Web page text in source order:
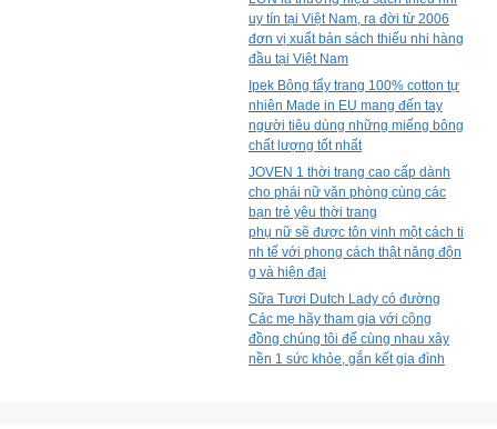
uy tín tại Việt Nam, ra đời từ 2006
đơn vị xuất bản sách thiếu nhi hàng
đầu tại Việt Nam
Ipek Bông tẩy trang 100% cotton tự
nhiên Made in EU mang đến tay
người tiêu dùng những miếng bông
chất lượng tốt nhất
JOVEN 1 thời trang cao cấp dành
cho phái nữ văn phòng cùng các
bạn trẻ yêu thời trang
phụ nữ sẽ được tôn vinh một cách ti
nh tế với phong cách thật năng độn
g và hiện đại
Sữa Tươi Dutch Lady có đường
Các mẹ hãy tham gia với cộng
đồng chúng tôi để cùng nhau xây
nền 1 sức khỏe, gắn kết gia đình